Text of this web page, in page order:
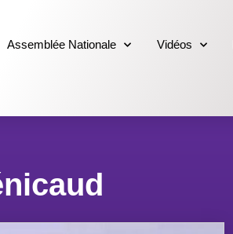
Assemblée Nationale Vidéos